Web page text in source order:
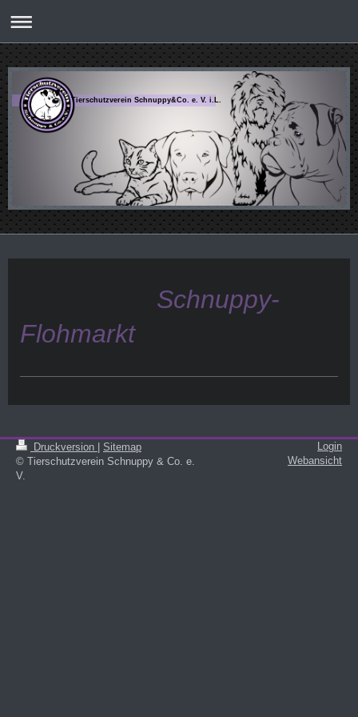
Tierschutzverein Schnuppy&Co. e. V. i.L.
Schnuppy-
Flohmarkt
Druckversion
Sitemap
© Tierschutzverein Schnuppy & Co. e.
V.
Login
Webansicht